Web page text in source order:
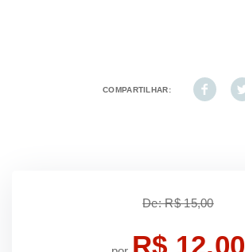
COMPARTILHAR:
De: R$ 15,00
R$ 12,00